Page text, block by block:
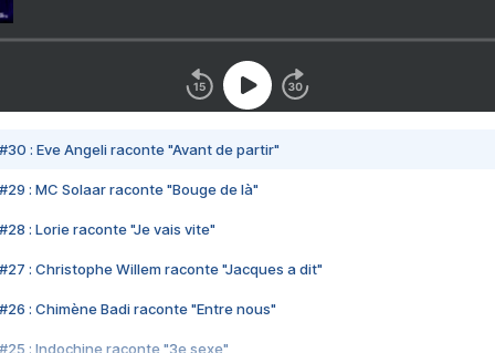
#30 : Eve Angeli raconte "Avant de partir"
#29 : MC Solaar raconte "Bouge de là"
#28 : Lorie raconte "Je vais vite"
#27 : Christophe Willem raconte "Jacques a dit"
#26 : Chimène Badi raconte "Entre nous"
#25 : Indochine raconte "3e sexe"